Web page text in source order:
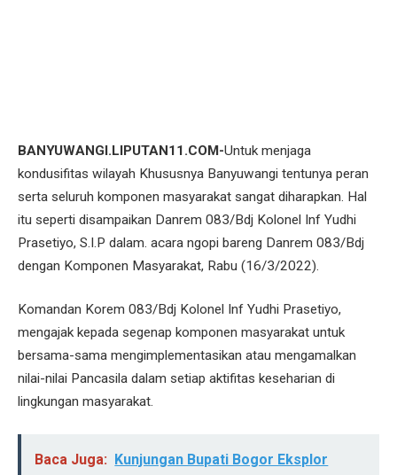
BANYUWANGI.LIPUTAN11.COM-Untuk menjaga
kondusifitas wilayah Khususnya Banyuwangi tentunya peran
serta seluruh komponen masyarakat sangat diharapkan. Hal
itu seperti disampaikan Danrem 083/Bdj Kolonel Inf Yudhi
Prasetiyo, S.I.P dalam. acara ngopi bareng Danrem 083/Bdj
dengan Komponen Masyarakat, Rabu (16/3/2022).
Komandan Korem 083/Bdj Kolonel Inf Yudhi Prasetiyo,
mengajak kepada segenap komponen masyarakat untuk
bersama-sama mengimplementasikan atau mengamalkan
nilai-nilai Pancasila dalam setiap aktifitas keseharian di
lingkungan masyarakat.
Baca Juga:
Kunjungan Bupati Bogor Eksplor